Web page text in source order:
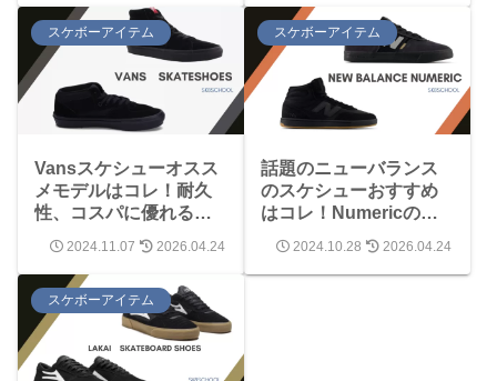
スケボーアイテム
Vansスケシューオスス
メモデルはコレ！耐久
性、コスパに優れるハ
ーフキャブ、Era、
SK8-Hi
2024.11.07 2026.04.24
スケボーアイテム
話題のニューバランス
のスケシューおすすめ
はコレ！Numericの評
判・特徴まで解説しま
す！Tiago、Jamie
Foy、PJ Ladd
2024.10.28 2026.04.24
スケボーアイテム